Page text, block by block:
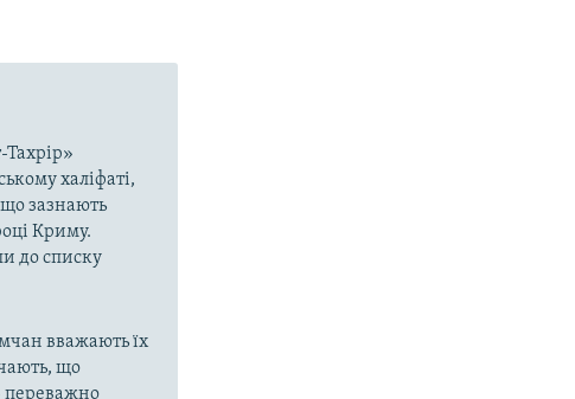
Тахрір»
халіфаті,
зазнають
Криму.
до списку
вважають їх
що
переважно